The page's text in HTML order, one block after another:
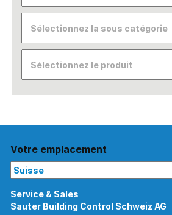
Votre emplacement